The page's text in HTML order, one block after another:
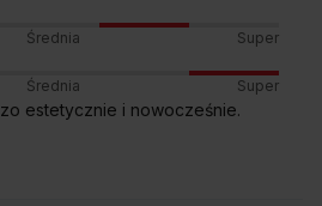
go zawsze będzie komfortowe –
, czy leworęczny. Korzystaj
Średnia
Super
Średnia Super
estetycznie i nowocześnie.